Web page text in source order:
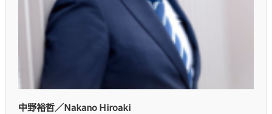
中野裕哲／Nakano Hiroaki